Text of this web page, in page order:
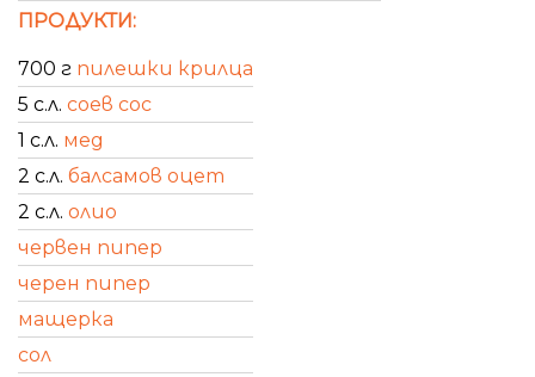
ПРОДУКТИ:
700 г пилешки крилца
5 с.л. соев сос
1 с.л. мед
2 с.л. балсамов оцет
2 с.л. олио
червен пипер
черен пипер
мащерка
сол